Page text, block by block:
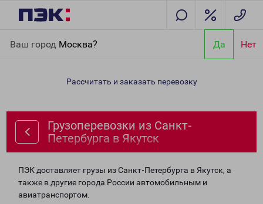
Ваш город Москва? Да Нет
Якутск
Рассчитать и заказать перевозку
Грузоперевозки из Санкт-
Петербурга в Якутск
ПЭК доставляет грузы из Санкт-Петербурга в Якутск, а
также в другие города России автомобильным и
авиатранспортом.